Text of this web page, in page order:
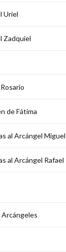
Uriel
Zadquiel
de Fátima
al Arcángel Miguel
al Arcángel Rafael